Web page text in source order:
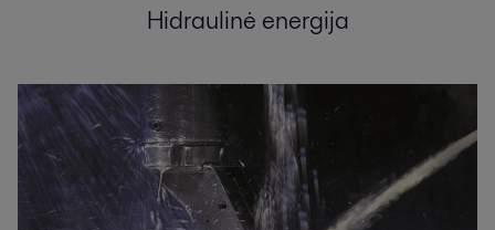
Hidraulinė energija